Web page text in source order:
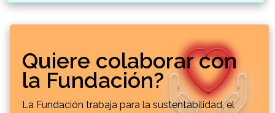
Quiere colaborar con
la Fundación?
La Fundación trabaja para la sustentabilidad, el